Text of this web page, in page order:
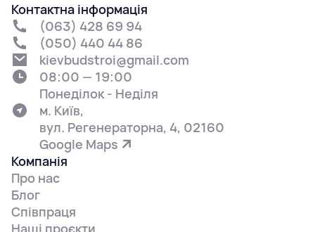
Компанія
Про нас
Блог
Співпраця
Контактна інформація
(063) 428 69 94
(050) 440 44 86
kievbudstroi@gmail.com
08:00 — 19:00
Понеділок - Неділя
м. Київ,
вул. Регенераторна, 4, 02160
Google Maps